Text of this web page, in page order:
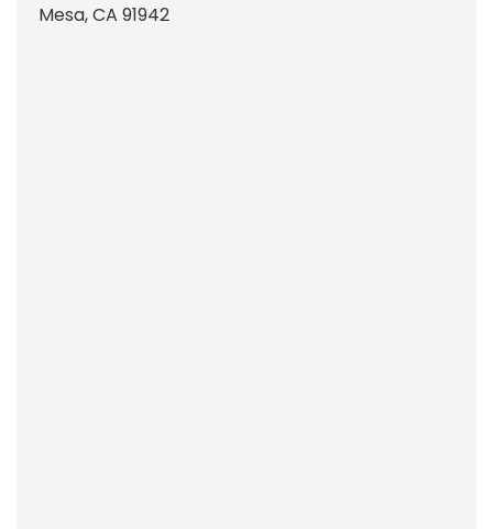
Mesa,CA 91942